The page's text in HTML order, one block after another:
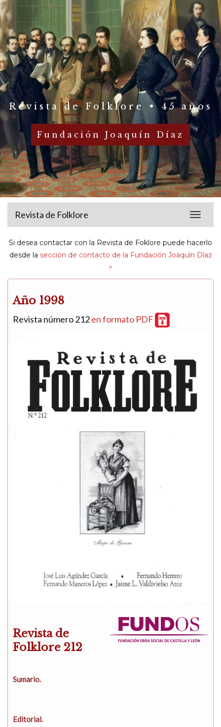
Revista de Folklore • 45 años
Fundación Joaquín Díaz
Toggle
Revista de Folklore
Si desea contactar con la Revista de Foklore puede hacerlo
desde la sección de contacto de la Fundación Joaquín Díaz
>
Año 1998
Revista número 212en formato PDF
Revista de
Folklore 212
Sumario.
Editorial.